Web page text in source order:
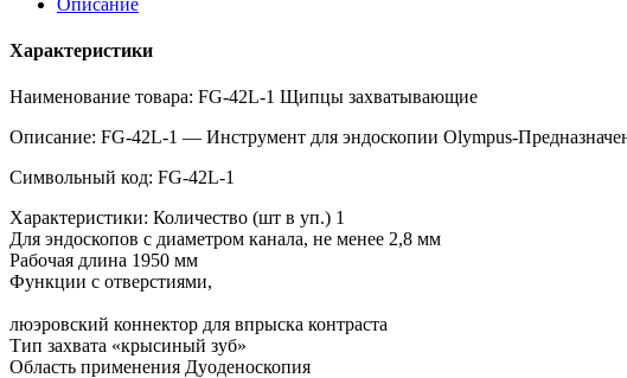
Характеристики
Наименование товара: FG-42L-1 Щипцы захватывающие
Описание: FG-42L-1 — Инструмент для эндоскопии Olympus-
Символьный код: FG-42L-1
Характеристики: Количество (шт в уп.) 1
Для эндоскопов с диаметром канала, не менее 2,8 мм
Рабочая длина 1950 мм
Функции с отверстиями,
люэровский коннектор для впрыска контраста
Тип захвата «крысиный зуб»
Область применения Дуоденоскопия